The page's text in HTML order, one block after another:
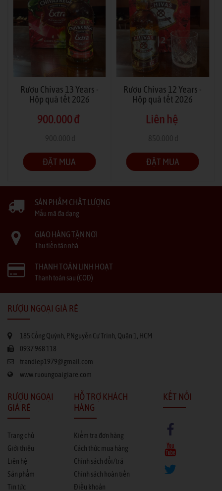
Rượu Chivas 13 Years -
Hộp quà tết 2026
900.000 đ
(Tiết kiệm -0%)
ĐẶT MUA
Rượu Chivas 12 Years -
Hộp quà tết 2026
Liên hệ
(Tiết kiệm -100%)
ĐẶT MUA
SẢN PHẨM CHẤT LƯỢNG
Mẫu mã đa dạng
GIAO HÀNG TẬN NƠI
Thu tiền tận nhà
THANH TOÁN LINH HOẠT
Thanh toán sau (COD)
RƯỢU NGOẠI GIÁ RẺ
185 Cống Quỳnh, P.Nguyễn Cư Trinh, Quận 1, HCM
0937 968 118
trandiep1979@gmail.com
www.ruoungoaigiare.com
RƯỢU NGOẠI
GIÁ RẺ
Trang chủ
Giới thiệu
Liên hệ
Sản phẩm
Tin tức
HỖ TRỢ KHÁCH
HÀNG
Kiểm tra đơn hàng
Cách thức mua hàng
Chính sách đổi/trả
Chính sách hoàn tiền
Điều khoản
KẾT NỐI